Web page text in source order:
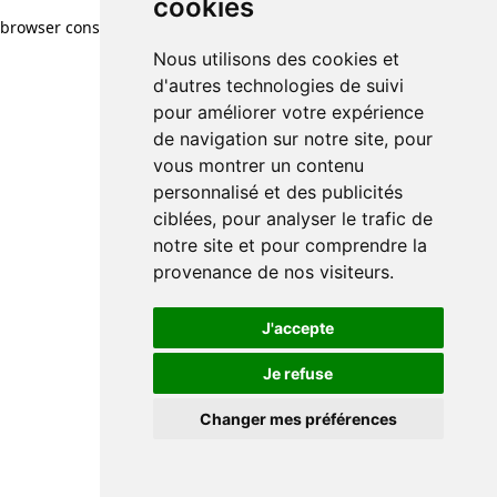
cookies
Nous utilisons des cookies et
d'autres technologies de suivi
pour améliorer votre expérience
de navigation sur notre site, pour
vous montrer un contenu
personnalisé et des publicités
ciblées, pour analyser le trafic de
notre site et pour comprendre la
provenance de nos visiteurs.
J'accepte
Je refuse
Changer mes préférences
browser console for more information)